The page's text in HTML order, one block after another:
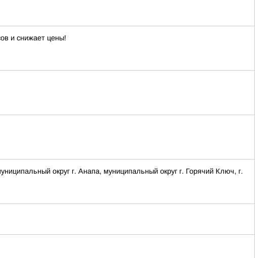
и снижает цены!
округ г. Анапа, муниципальный округ г. Горячий Ключ, г.